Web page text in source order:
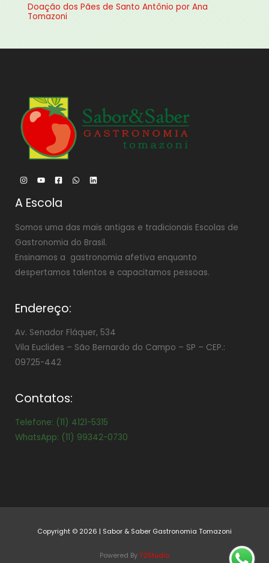
:
Doação dos Pães de Santo Antônio por Ana
Tomazoni
A Escola
Somos uma das mais antigas e tradicionais Escolas de
Gastronomia do Brasil.
Ensinamos a gastronomia afetiva enquanto
despertamos talentos e capacitamos pessoas.
Endereço:
Av. Senador Fláquer, 534
Vila Euclides – São Bernardo do Campo – SP – CEP.:
09725-442
Contatos:
Telefone: (11) 4121-5315
WhatsApp: (11) 99342-0730
Copyright © 2026 | Sabor & Saber Gastronomia Tomazoni
Powered By Y2Studio